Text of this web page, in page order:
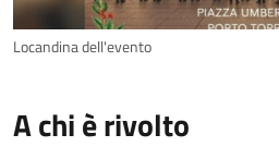
Locandina dell'evento
A chi è rivolto